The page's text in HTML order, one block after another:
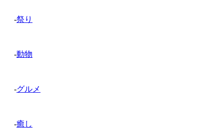
-祭り
-動物
-グルメ
-癒し